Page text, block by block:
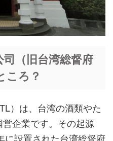
司（旧台湾総督府
ころ？
）は、台湾の酒類やた
企業です。その起源
に設置された台湾総督府